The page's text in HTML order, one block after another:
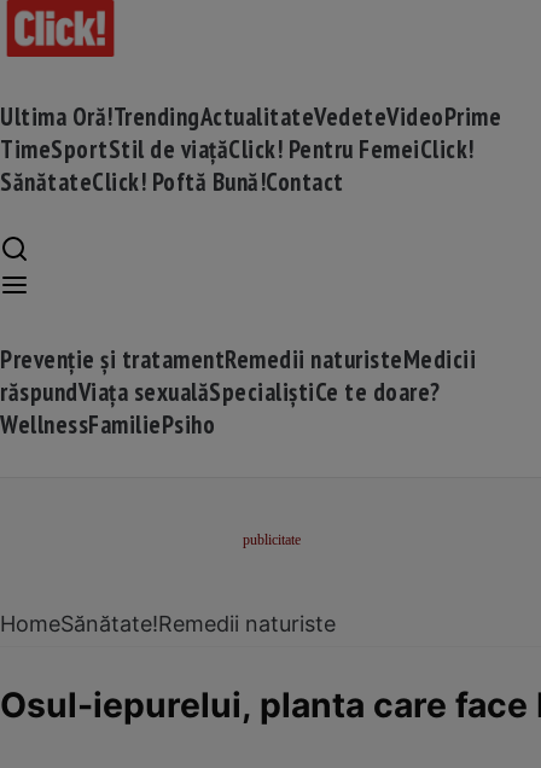
Ultima Oră!TrendingActualitateVedeteVideoPrime
TimeSportStil de viațăClick! Pentru FemeiClick!
SănătateClick! Poftă Bună!Contact
Prevenție și tratamentRemedii naturisteMedicii
răspundViața sexualăSpecialiștiCe te doare?
WellnessFamiliePsiho
HomeSănătate!Remedii naturiste
Osul-iepurelui, planta care